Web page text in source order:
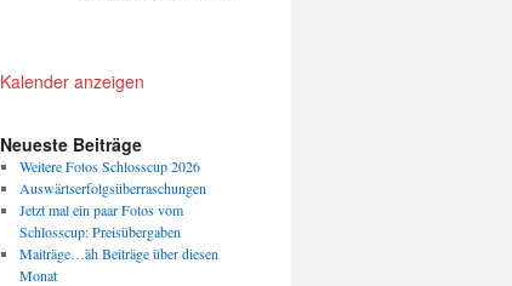
Kalender anzeigen
Neueste Beiträge
Weitere Fotos Schlosscup 2026
Auswärtserfolgsüberraschungen
Jetzt mal ein paar Fotos vom
Schlosscup: Preisübergaben
Maiträge…äh Beiträge über diesen
Monat